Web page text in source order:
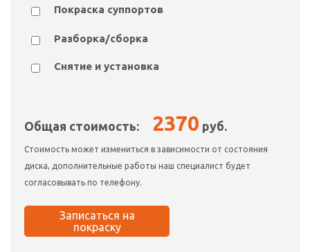
Покраска суппортов
Разборка/сборка
Снятие и установка
Общая стоимость: 2370 руб.
Стоимость может измениться в зависимости от состояния
диска, дополнительные работы наш специалист будет
согласовывать по телефону.
Записаться на
покраску